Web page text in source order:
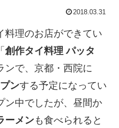
2018.03.31
料理のお店ができてい
創作タイ料理 パッタ
ンで、京都・西院に
ンする予定になってい
ン中でしたが、昼間か
ーメンも食べられると